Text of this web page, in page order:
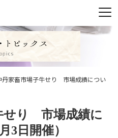
丹家畜市場子牛せり 市場成績につい
せり 市場成績に
3日開催）